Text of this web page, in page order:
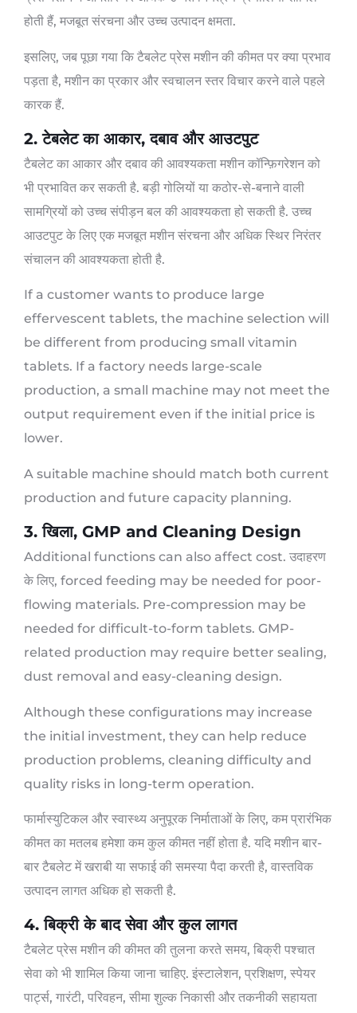
होती हैं, मजबूत संरचना और उच्च उत्पादन क्षमता.
इसलिए, जब पूछा गया कि टैबलेट प्रेस मशीन की कीमत पर क्या प्रभाव
पड़ता है, मशीन का प्रकार और स्वचालन स्तर विचार करने वाले पहले
कारक हैं.
2. टेबलेट का आकार, दबाव और आउटपुट
टैबलेट का आकार और दबाव की आवश्यकता मशीन कॉन्फ़िगरेशन को
भी प्रभावित कर सकती है. बड़ी गोलियों या कठोर-से-बनाने वाली
सामग्रियों को उच्च संपीड़न बल की आवश्यकता हो सकती है. उच्च
आउटपुट के लिए एक मजबूत मशीन संरचना और अधिक स्थिर निरंतर
संचालन की आवश्यकता होती है.
If a customer wants to produce large
effervescent tablets, the machine selection will
be different from producing small vitamin
tablets. If a factory needs large-scale
production, a small machine may not meet the
output requirement even if the initial price is
lower.
A suitable machine should match both current
production and future capacity planning.
3. खिला, GMP and Cleaning Design
Additional functions can also affect cost. उदाहरण
के लिए, forced feeding may be needed for poor-
flowing materials. Pre-compression may be
needed for difficult-to-form tablets. GMP-
related production may require better sealing,
dust removal and easy-cleaning design.
Although these configurations may increase
the initial investment, they can help reduce
production problems, cleaning difficulty and
quality risks in long-term operation.
फार्मास्युटिकल और स्वास्थ्य अनुपूरक निर्माताओं के लिए, कम प्रारंभिक
कीमत का मतलब हमेशा कम कुल कीमत नहीं होता है. यदि मशीन बार-
बार टैबलेट में खराबी या सफाई की समस्या पैदा करती है, वास्तविक
उत्पादन लागत अधिक हो सकती है.
4. बिक्री के बाद सेवा और कुल लागत
टैबलेट प्रेस मशीन की कीमत की तुलना करते समय, बिक्री पश्चात
सेवा को भी शामिल किया जाना चाहिए. इंस्टालेशन, प्रशिक्षण, स्पेयर
पार्ट्स, गारंटी, परिवहन, सीमा शुल्क निकासी और तकनीकी सहायता